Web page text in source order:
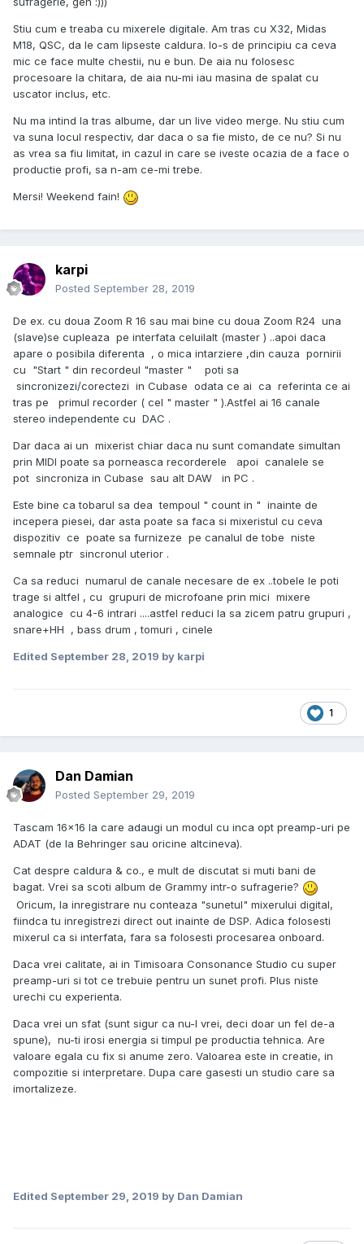
Stiu cum e treaba cu mixerele digitale. Am tras cu X32, Midas
M18, QSC, da le cam lipseste caldura. Io-s de principiu ca ceva
mic ce face multe chestii, nu e bun. De aia nu folosesc
procesoare la chitara, de aia nu-mi iau masina de spalat cu
uscator inclus, etc.
Nu ma intind la tras albume, dar un live video merge. Nu stiu cum
va suna locul respectiv, dar daca o sa fie misto, de ce nu? Si nu
as vrea sa fiu limitat, in cazul in care se iveste ocazia de a face o
productie profi, sa n-am ce-mi trebe.
Mersi! Weekend fain!
karpi
Posted September 28, 2019
De ex. cu doua Zoom R 16 sau mai bine cu doua Zoom R24 una
(slave)se cupleaza pe interfata celuilalt (master ) ..apoi daca
apare o posibila diferenta , o mica intarziere ,din cauza pornirii
cu "Start " din recordeul "master " poti sa
sincronizezi/corectezi in Cubase odata ce ai ca referinta ce ai
tras pe primul recorder ( cel " master " ).Astfel ai 16 canale
stereo independente cu DAC .
Dar daca ai un mixerist chiar daca nu sunt comandate simultan
prin MIDI poate sa porneasca recorderele apoi canalele se
pot sincroniza in Cubase sau alt DAW in PC .
Este bine ca tobarul sa dea tempoul " count in " inainte de
incepera piesei, dar asta poate sa faca si mixeristul cu ceva
dispozitiv ce poate sa furnizeze pe canalul de tobe niste
semnale ptr sincronul uterior .
Ca sa reduci numarul de canale necesare de ex ..tobele le poti
trage si altfel , cu grupuri de microfoane prin mici mixere
analogice cu 4-6 intrari ....astfel reduci la sa zicem patru grupuri ,
snare+HH , bass drum , tomuri , cinele
Edited September 28, 2019 by karpi
1
Dan Damian
Posted September 29, 2019
Tascam 16x16 la care adaugi un modul cu inca opt preamp-uri pe
ADAT (de la Behringer sau oricine altcineva).
Cat despre caldura & co., e mult de discutat si muti bani de
bagat. Vrei sa scoti album de Grammy intr-o sufragerie?
Oricum, la inregistrare nu conteaza "sunetul" mixerului digital,
fiindca tu inregistrezi direct out inainte de DSP. Adica folosesti
mixerul ca si interfata, fara sa folosesti procesarea onboard.
Daca vrei calitate, ai in Timisoara Consonance Studio cu super
preamp-uri si tot ce trebuie pentru un sunet profi. Plus niste
urechi cu experienta.
Daca vrei un sfat (sunt sigur ca nu-l vrei, deci doar un fel de-a
spune), nu-ti irosi energia si timpul pe productia tehnica. Are
valoare egala cu fix si anume zero. Valoarea este in creatie, in
compozitie si interpretare. Dupa care gasesti un studio care sa
imortalizeze.
Edited September 29, 2019 by Dan Damian